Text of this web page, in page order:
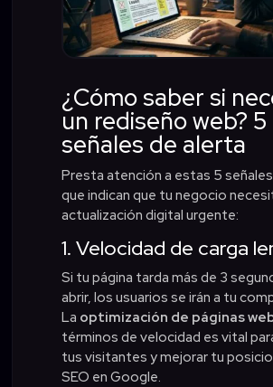
¿Cómo saber si
un rediseño web? 5
señales de alerta
Presta atención a estas 5
que indican que tu negocio
actualización digital urgente:
1. Velocidad de carga
Si tu página tarda más de 3
abrir, los usuarios se irán a tu
La optimización de páginas
términos de velocidad es vital
tus visitantes y mejorar tu
SEO en Google.